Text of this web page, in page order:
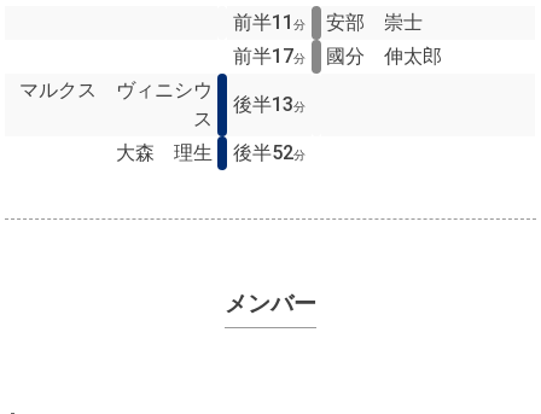
前半11分
安部 崇士
前半17分
國分 伸太郎
マルクス ヴィニシウ
ス
後半13分
大森 理生 後半52分
メンバー